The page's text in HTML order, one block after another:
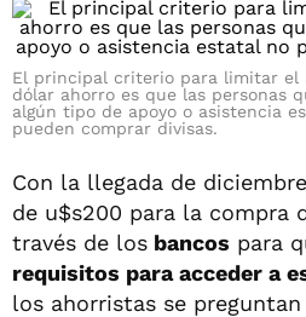
El principal criterio para limitar el
dólar ahorro es que las personas
algún tipo de apoyo o asistencia
pueden comprar divisas.
Con la llegada de
de u$s200 para la compra
través de los bancos para
requisitos para acceder a
los ahorristas se